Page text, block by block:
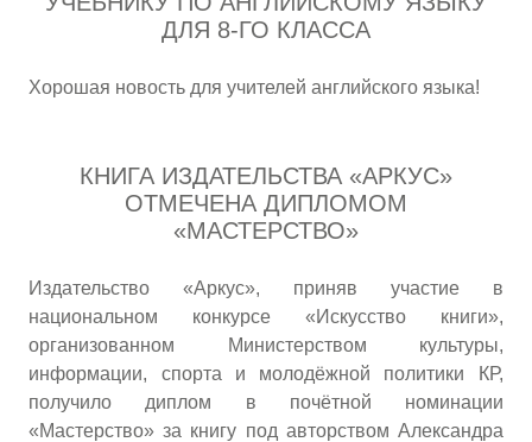
ДЛЯ 8-ГО КЛАССА
Хорошая новость для учителей английского языка!
КНИГА ИЗДАТЕЛЬСТВА «АРКУС»
ОТМЕЧЕНА ДИПЛОМОМ
«МАСТЕРСТВО»
Издательство «Аркус», приняв участие в
национальном конкурсе «Искусство книги»,
организованном Министерством культуры,
информации, спорта и молодёжной политики КР,
получило диплом в почётной номинации
«Мастерство» за книгу под авторством Александра